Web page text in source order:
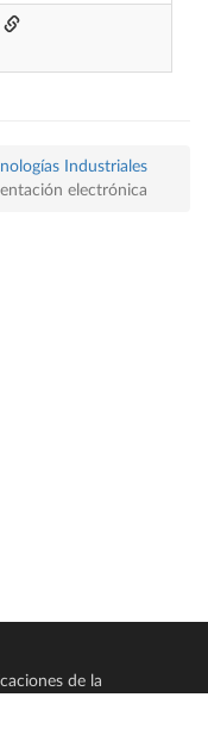
Industriales
electrónica
de la